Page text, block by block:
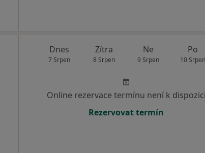
Dnes
7 Srpen
Zítra
8 Srpen
Ne
9 Srpen
Po
10 Srpen
Online rezervace termínu není k dispozici
Rezervovat termín